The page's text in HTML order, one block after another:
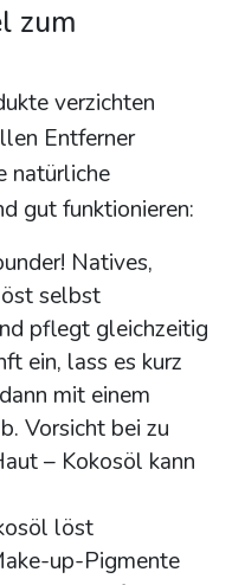
zum
verzichten
Entferner
natürliche
gut funktionieren:
Natives,
selbst
pflegt gleichzeitig
ein, lass es kurz
mit einem
Vorsicht bei zu
– Kokosöl kann
löst
up-Pigmente